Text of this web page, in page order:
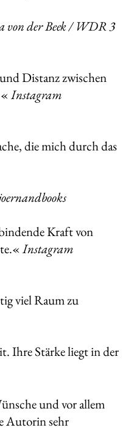
von der Beek / WDR 3
Distanz zwischen
Instagram
die mich durch das
Kraft von
Instagram
viel Raum zu
Ihre Stärke liegt in der
und vor allem
Autorin sehr